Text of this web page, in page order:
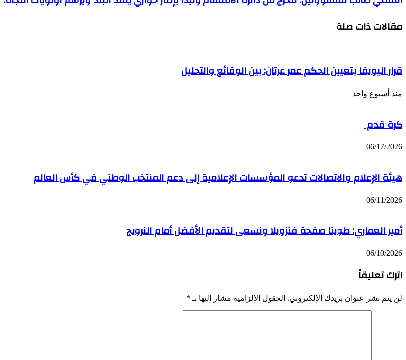
مقالات ذات صلة
قرار اليويفا بتعيين الحكم عمر عرتان: بين الوقائع والتحليل
منذ أسبوع واحد
كرة قدم
06/17/2026
هيئة الإعلام والاتصالات تدعو المؤسسات الإعلامية إلى دعم المنتخب الوطني في كأس العالم
06/11/2026
أمير العماري: طوينا صفحة فنزويلا ونسعى لتقديم الأفضل أمام النرويج
06/10/2026
اترك تعليقاً
لن يتم نشر عنوان بريدك الإلكتروني. الحقول الإلزامية مشار إليها بـ *